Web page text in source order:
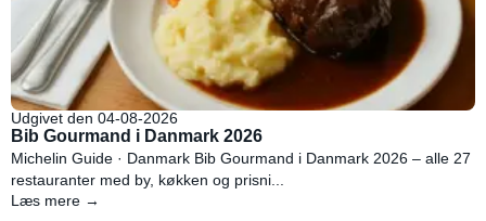
Udgivet den 04-08-2026
Bib Gourmand i Danmark 2026
Michelin Guide · Danmark Bib Gourmand i Danmark 2026 – alle 27
restauranter med by, køkken og prisni...
Læs mere →